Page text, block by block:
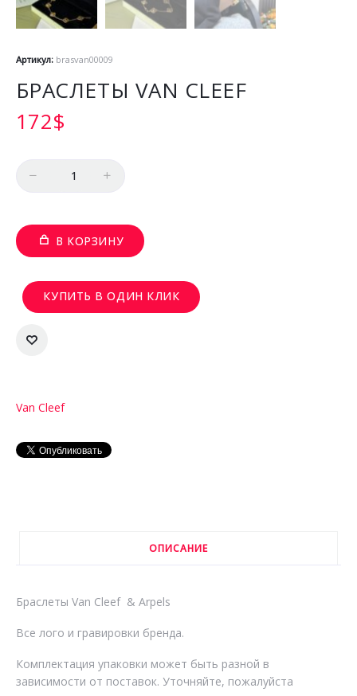
Артикул: brasvan00009
БРАСЛЕТЫ VAN CLEEF
172$
В КОРЗИНУ
КУПИТЬ В ОДИН КЛИК
Van Cleef
ОПИСАНИЕ
Браслеты Van Cleef & Arpels
Все лого и гравировки бренда.
Комплектация упаковки может быть разной в
зависимости от поставок. Уточняйте, пожалуйста